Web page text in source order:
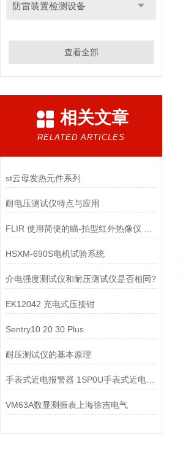
防雷装置检测设备
查看全部
相关文章
RELATED ARTICLES
st云母发热元件系列
耐电压测试仪特点与应用
HSXM-690S电机试验系统
介电强度测试仪和耐压测试仪是否相同?
EK12042 充电式压接钳
Sentry10 20 30 Plus
耐压测试仪的基本原理
手表式近电报警器 1SP0U手表式近电报警器1SP0S
VM63A数显测振表上海徐吉电气